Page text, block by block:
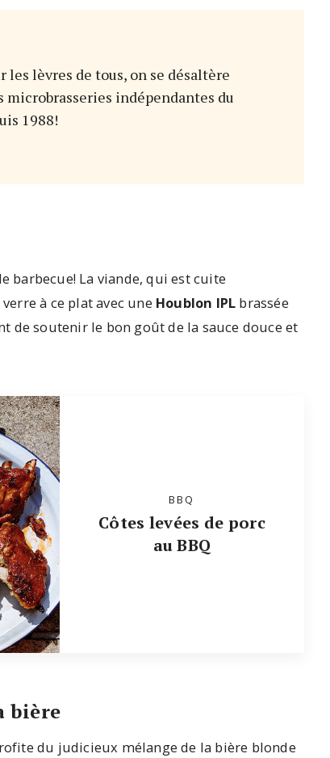
les lèvres de tous, on se désaltère
microbrasseries indépendantes du
1988!
La viande, qui est cuite
à ce plat avec une Houblon IPL brassée
de soutenir le bon goût de la sauce douce et
BBQ
Côtes levées de porc
au BBQ
bière
du judicieux mélange de la bière blonde